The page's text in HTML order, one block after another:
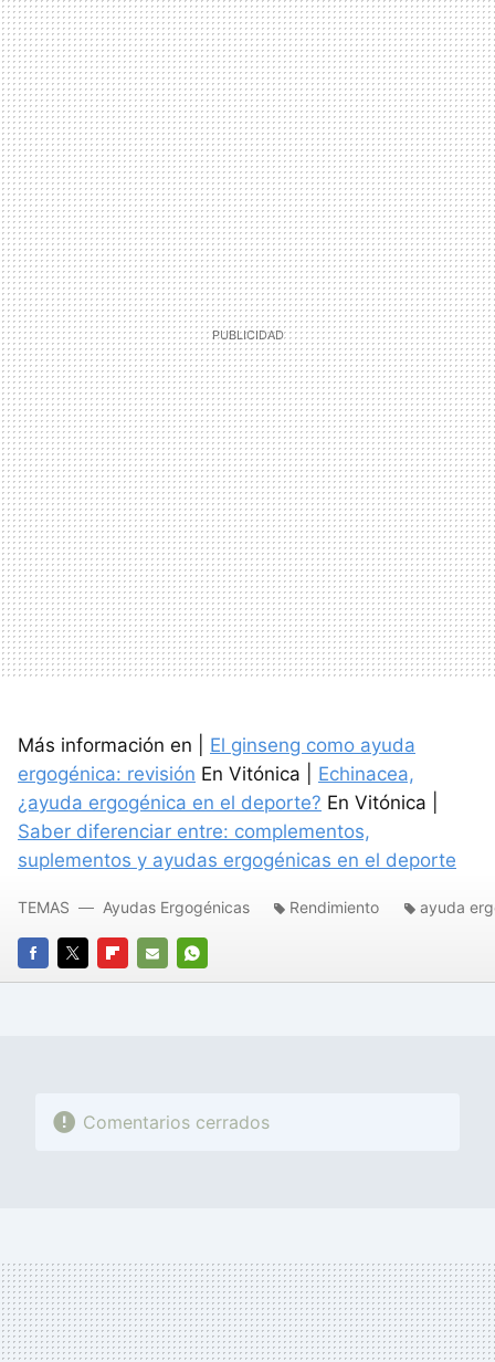
Más información en | El ginseng como ayuda
ergogénica: revisión En Vitónica | Echinacea,
¿ayuda ergogénica en el deporte? En Vitónica |
Saber diferenciar entre: complementos,
suplementos y ayudas ergogénicas en el deporte
FACEBOOK
TWITTERFLIPBOARD
E-
WHATSAPP
TEMAS Ayudas Ergogénicas Rendimiento ayuda
Comentarios cerrados